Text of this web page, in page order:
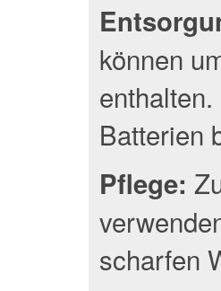
können
Batterien
Pflege:
scharfen